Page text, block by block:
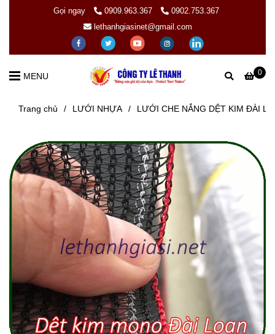
Gọi ngay 0909.963.367
0902.753.367
lethanhgiasinet@gmail.com
0
MENU
Trang chủ / LƯỚI NHỰA / LƯỚI CHE NẮNG DỆT KIM ĐÀI